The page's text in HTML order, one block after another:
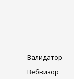
Валидатор
Вебвизор